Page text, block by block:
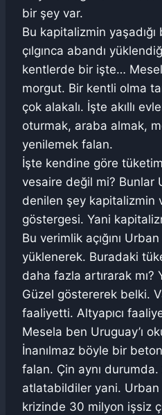
bir şey var.
Bu kapitalizmin yaşadığı
çılgınca abandı
kentlerde bir işte…
morgut. Bir kentli olma
çok alakalı. İşte akıllı
oturmak, araba almak,
yenilemek falan.
İşte kendine göre
vesaire değil mi? Bunlar
denilen şey kapitalizmin
göstergesi. Yani
Bu verimlik açığını
yüklenerek. Buradaki
daha fazla artırarak
Güzel göstererek belki.
faaliyetti. Altyapıcı
Mesela ben Uruguay’ı
İnanılmaz böyle bir
falan. Çin aynı
atlatabildiler yani.
krizinde 30 milyon işsiz